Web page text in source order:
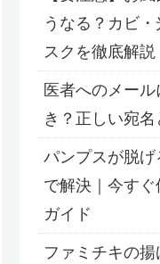
うなる？カビ
スクを徹底解説
医者へのメー
き？正しい宛
パンプスが脱
で解決｜今す
ガイド
ファミチキの